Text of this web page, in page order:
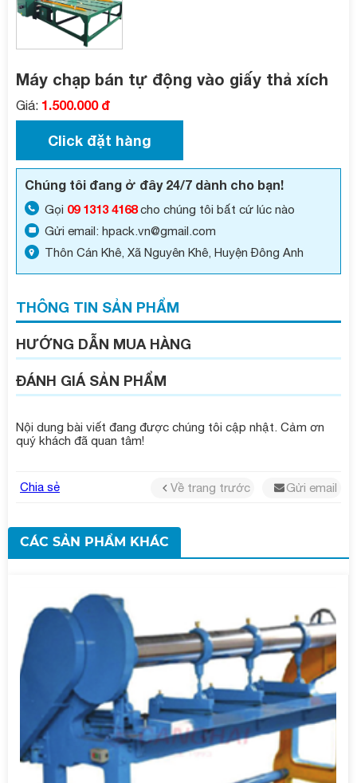
Máy chạp bán tự động vào giấy thả xích
Giá: 1.500.000 đ
Click đặt hàng
Chúng tôi đang ở đây 24/7 dành cho bạn!
Gọi 09 1313 4168cho chúng tôi bất cứ lúc nào
Gửi email: hpack.vn@gmail.com
Thôn Cán Khê, Xã Nguyên Khê, Huyện Đông Anh
THÔNG TIN SẢN PHẨM
HƯỚNG DẪN MUA HÀNG
ĐÁNH GIÁ SẢN PHẨM
Nội dung bài viết đang được chúng tôi cập nhật. Cảm ơn
quý khách đã quan tâm!
Về trang trước Gửi email
Chia sẻ
CÁC SẢN PHẨM KHÁC